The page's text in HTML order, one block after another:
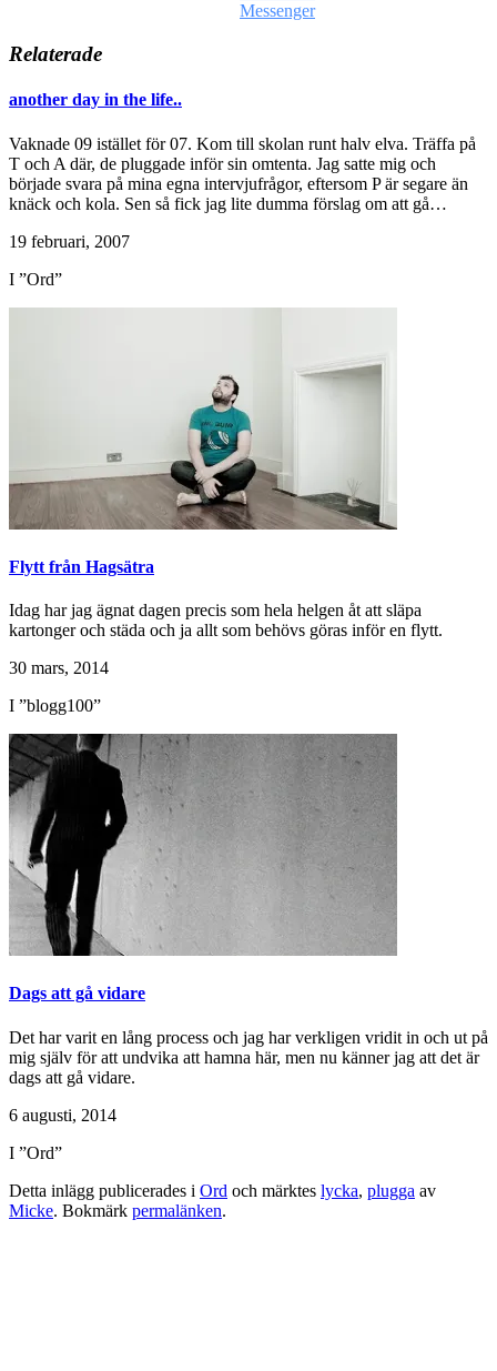
Messenger
Relaterade
another day in the life..
Vaknade 09 istället för 07. Kom till skolan runt halv elva. Träffa på
T och A där, de pluggade inför sin omtenta. Jag satte mig och
började svara på mina egna intervjufrågor, eftersom P är segare än
knäck och kola. Sen så fick jag lite dumma förslag om att gå…
19 februari, 2007
I ”Ord”
Flytt från Hagsätra
Idag har jag ägnat dagen precis som hela helgen åt att släpa
kartonger och städa och ja allt som behövs göras inför en flytt.
30 mars, 2014
I ”blogg100”
Dags att gå vidare
Det har varit en lång process och jag har verkligen vridit in och ut på
mig själv för att undvika att hamna här, men nu känner jag att det är
dags att gå vidare.
6 augusti, 2014
I ”Ord”
Detta inlägg publicerades i Ord och märktes lycka, plugga av
Micke. Bokmärk permalänken.